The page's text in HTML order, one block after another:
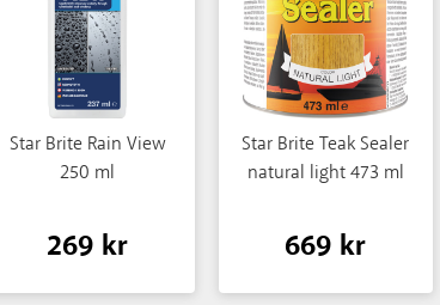
Star Brite Rain View
250 ml
269 kr
Star Brite Teak Sealer
natural light 473 ml
669 kr